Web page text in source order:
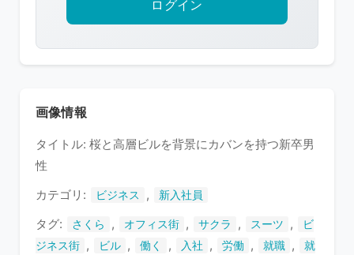
護
い
す
ログイン
画像情報
タイトル: 桜と高層ビルを背景にカバンを持つ新卒男
性
カテゴリ:
ビジネス , 新入社員
タグ: さくら , オフィス街 , サクラ , スーツ ,
ビ
ジネス街 , ビル , 働く , 入社 , 労働 , 就職 ,
就